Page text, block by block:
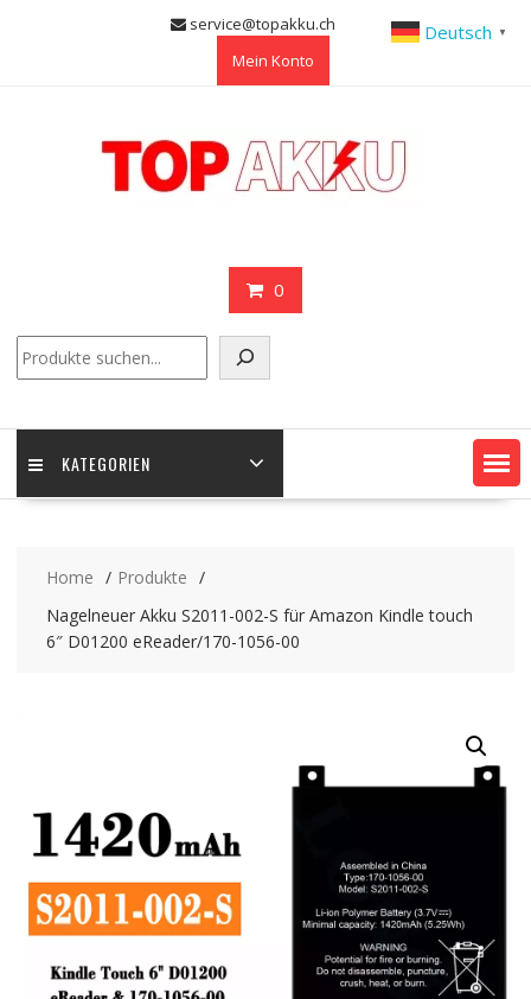
service@topakku.ch
Mein Konto
0
KATEGORIEN
Home
Produkte
Nagelneuer Akku S2011-002-S für Amazon Kindle touch
6″ D01200 eReader/170-1056-00
Deutsch ▼